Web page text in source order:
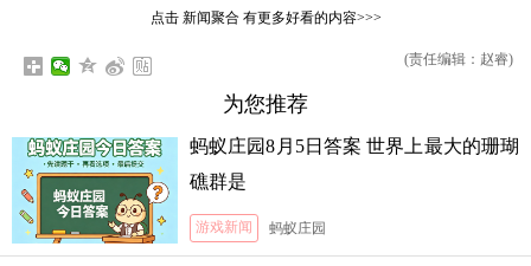
点击 新闻聚合有更多好看的内容>>>
(责任编辑：赵睿)
为您推荐
蚂蚁庄园8月5日答案 世界上最大的珊瑚
礁群是
游戏新闻 蚂蚁庄园